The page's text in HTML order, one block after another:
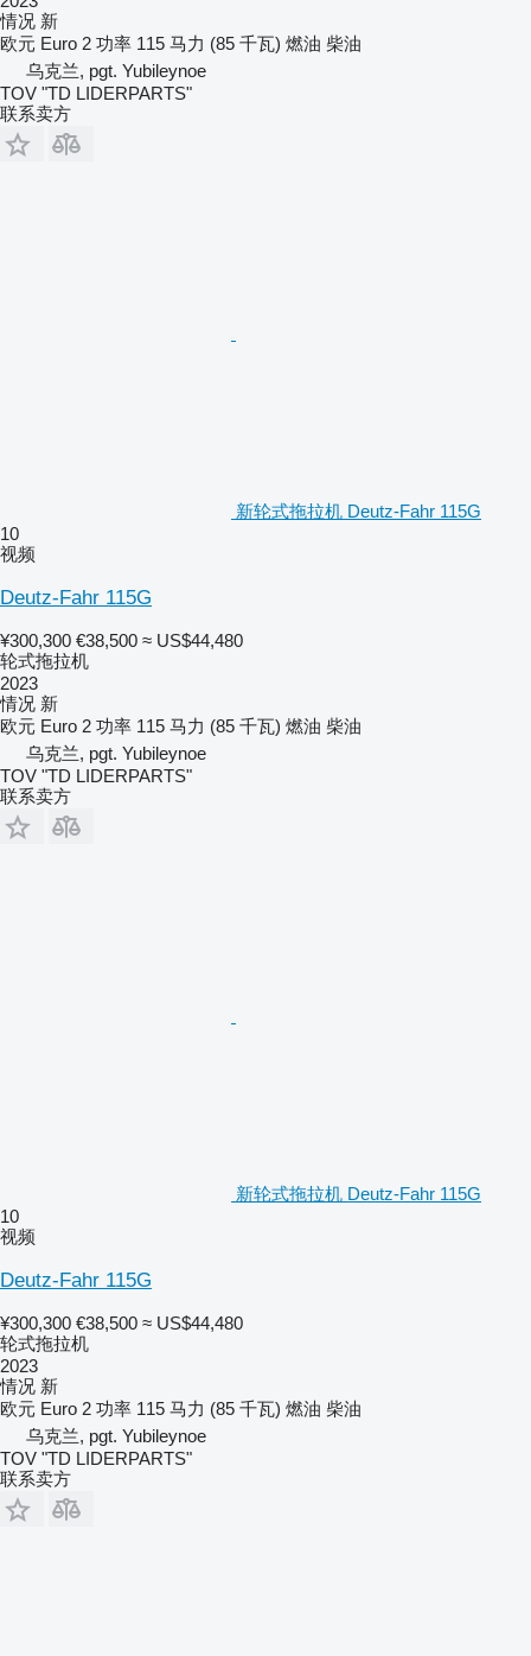
情况 新
欧元 Euro 2 功率 115 马力 (85 千瓦) 燃油 柴油
乌克兰, pgt. Yubileynoe
TOV "TD LIDERPARTS"
联系卖方
新轮式拖拉机 Deutz-Fahr 115G
10
视频
Deutz-Fahr 115G
¥300,300 €38,500 ≈ US$44,480
轮式拖拉机
2023
情况 新
欧元 Euro 2 功率 115 马力 (85 千瓦) 燃油 柴油
乌克兰, pgt. Yubileynoe
TOV "TD LIDERPARTS"
联系卖方
新轮式拖拉机 Deutz-Fahr 115G
10
视频
Deutz-Fahr 115G
¥300,300 €38,500 ≈ US$44,480
轮式拖拉机
2023
情况 新
欧元 Euro 2 功率 115 马力 (85 千瓦) 燃油 柴油
乌克兰, pgt. Yubileynoe
TOV "TD LIDERPARTS"
联系卖方